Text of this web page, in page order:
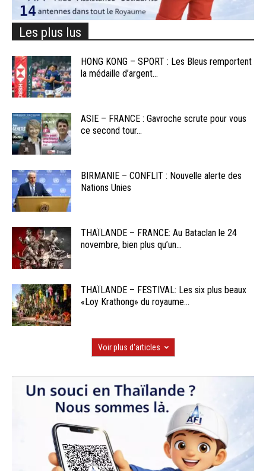
Les plus lus
HONG KONG – SPORT : Les Bleus remportent
la médaille d’argent...
ASIE – FRANCE : Gavroche scrute pour vous
ce second tour...
BIRMANIE – CONFLIT : Nouvelle alerte des
Nations Unies
THAÏLANDE – FRANCE: Au Bataclan le 24
novembre, bien plus qu’un...
THAÏLANDE – FESTIVAL: Les six plus beaux
«Loy Krathong» du royaume...
Voir plus d'articles